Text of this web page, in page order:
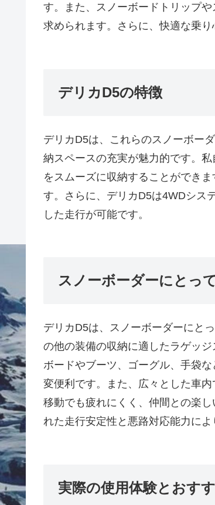
す。また、スノーボードトリップ
求められます。さらに、快適な乗
デリカD5の特徴
デリカD5は、これらのスノーボー
納スペースの充実が魅力的です。
をスムーズに収納することができ
す。さらに、デリカD5は4WDシス
した走行が可能です。
スノーボーダーにとっ
デリカD5は、スノーボーダーにと
の他の装備の収納に適したラゲッ
ボードやブーツ、ゴーグル、手袋
変便利です。また、広々とした車
移動でも疲れにくく、仲間との楽
れた走行安定性と悪路対応能力に
実際の使用体験とおす